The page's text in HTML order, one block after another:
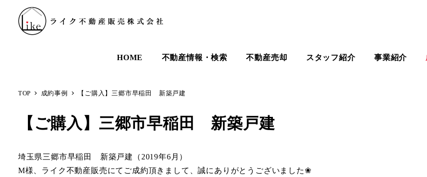
HOME 不動産情報・検索 不動産売却 スタッフ紹介 事業紹介
TOP 成約事例 【ご購入】三郷市早稲田 新築戸建
【ご購入】三郷市早稲田 新築戸建
埼玉県三郷市早稲田 新築戸建（2019年6月）
M様、ライク不動産販売にてご成約頂きまして、誠にありがとうございました❀